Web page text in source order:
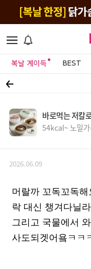
복날 계이득 BEST
바로먹는 저칼
54kcal~ 노밀가
2026.06.09
머랄까 꼬독꼬독해
락 대신 챙겨다닐
그리고 국물에서
사도되겟어욬ㅋㅋ